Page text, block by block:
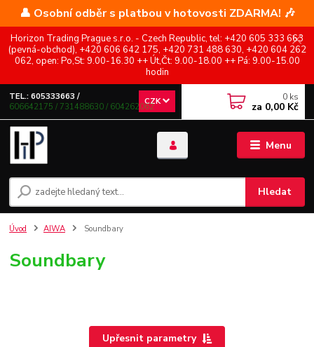
👤 Osobní odběr s platbou v hotovosti ZDARMA! 🎶
Horizon Trading Prague s.r.o. - Czech Republic, tel: +420 605 333 663
(pevná-obchod), +420 606 642 175, +420 731 488 630, +420 604 262
062, open: Po,St: 9.00-16.30 ++ Út,Čt: 9.00-18.00 ++ Pá: 9.00-15.00
hodin
Menu
CZK
Hledat
TEL.: 605333663 /
606642175 / 731488630 / 604262062
0 ks
za 0,00 Kč
Úvod AIWA Soundbary
Soundbary
Upřesnit parametry